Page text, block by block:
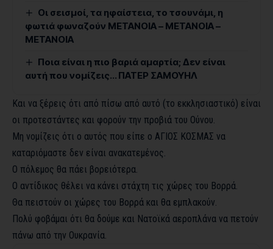
Οι σεισμοί, τα ηφαίστεια, το τσουνάμι, η
φωτιά φωναζούν ΜΕΤΑΝΟΙΑ – ΜΕΤΑΝΟΙΑ –
ΜΕΤΑΝΟΙΑ
Ποια είναι η πιο βαριά αμαρτία; Δεν είναι
αυτή που νομίζεις… ΠΑΤΕΡ ΣΑΜΟΥΗΛ
Και να ξέρεις ότι από πίσω από αυτό (το εκκλησιαστικό) είναι
οι προτεστάντες και φορούν την προβιά του Ούνου.
Μη νομίζεις ότι ο αυτός που είπε ο ΑΓΙΟΣ ΚΟΣΜΑΣ να
καταριόμαστε δεν είναι ανακατεμένος.
Ο πόλεμος θα πάει βορειότερα.
Ο αντίδικος θέλει να κάνει στάχτη τις χώρες του Βορρά.
Θα πειστούν οι χώρες του Βορρά και θα εμπλακούν.
Πολύ φοβάμαι ότι θα δούμε και Νατοϊκά αεροπλάνα να πετούν
πάνω από την Ουκρανία.